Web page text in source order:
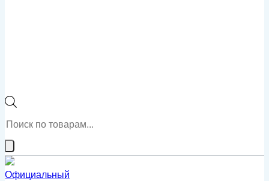
Поиск
товаров